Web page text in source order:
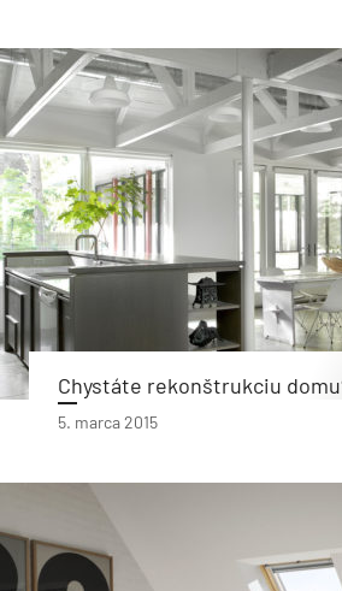
Chystáte rekonštrukciu
5. marca 2015